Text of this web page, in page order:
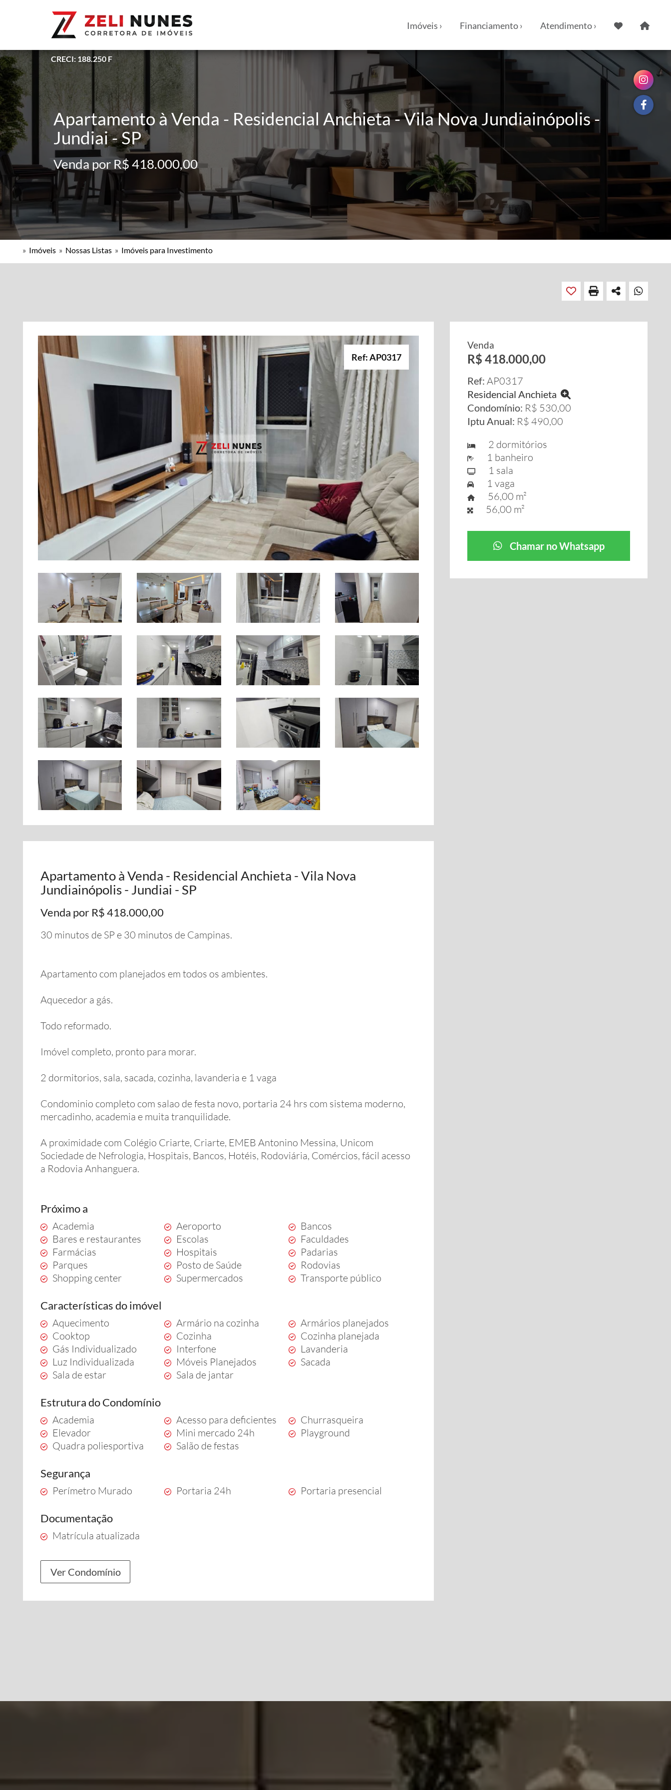
CRECI: 188.250 F
Imóveis › Financiamento › Atendimento ›
Apartamento à Venda - Residencial Anchieta - Vila Nova Jundiainópolis -
Jundiai - SP
Venda por R$ 418.000,00
» Imóveis » Nossas Listas » Imóveis para Investimento
Ref: AP0317
Apartamento à Venda - Residencial Anchieta - Vila Nova
Jundiainópolis - Jundiai - SP
Venda por R$ 418.000,00
30 minutos de SP e 30 minutos de Campinas.
Apartamento com planejados em todos os ambientes.
Aquecedor a gás.
Todo reformado.
Imóvel completo, pronto para morar.
2 dormitorios, sala, sacada, cozinha, lavanderia e 1 vaga
Condominio completo com salao de festa novo, portaria 24 hrs com sistema moderno,
mercadinho, academia e muita tranquilidade.
A proximidade com Colégio Criarte, Criarte, EMEB Antonino Messina, Unicom
Sociedade de Nefrologia, Hospitais, Bancos, Hotéis, Rodoviária, Comércios, fácil acesso
a Rodovia Anhanguera.
Próximo a
Academia Aeroporto
Bancos
Bares e restaurantes
Escolas
Faculdades
Farmácias
Hospitais
Padarias
Parques
Posto de Saúde
Rodovias
Shopping center
Supermercados Transporte público
Características do imóvel
Aquecimento Armário na cozinha
Armários planejados
Cooktop
Cozinha
Cozinha planejada
Gás Individualizado
Interfone
Lavanderia
Luz Individualizada
Móveis Planejados
Sacada
Sala de estar
Sala de jantar
Estrutura do Condomínio
Academia Acesso para deficientes
Churrasqueira
Elevador
Mini mercado 24h
Playground
Quadra poliesportiva
Salão de festas
Segurança
Perímetro Murado Portaria 24h Portaria presencial
Documentação
Matrícula atualizada
Ver Condomínio
Venda
R$ 418.000,00
Ref: AP0317
Residencial Anchieta
Condomínio: R$ 530,00
Iptu Anual: R$ 490,00
2 dormitórios
1 banheiro
1 sala
1 vaga
56,00 m²
56,00 m²
Chamar no Whatsapp